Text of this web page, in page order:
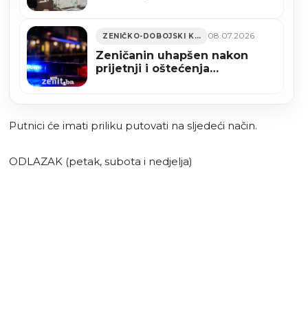
ZENIČKO-DOBOJSKI KANTON 08.07.2026
Zeničanin uhapšen nakon
prijetnji i oštećenja
Putnici će imati priliku putovati na sljedeći način.
ODLAZAK (petak, subota i nedjelja)